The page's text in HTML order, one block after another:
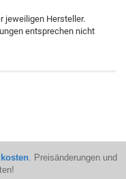
jeweiligen Hersteller.
entsprechen nicht
. Preisänderungen und